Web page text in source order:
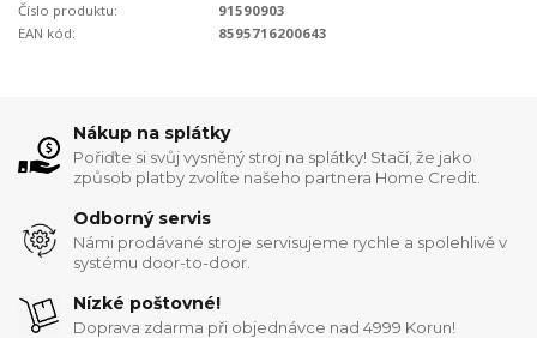
Číslo produktu:
91590903
EAN kód:
8595716200643
Nákup na splátky
Pořiďte si svůj vysněný stroj na splátky! Stačí, že jako
způsob platby zvolíte našeho partnera Home Credit.
Odborný servis
Námi prodávané stroje servisujeme rychle a spolehlivě v
systému door-to-door.
Nízké poštovné!
Doprava zdarma při objednávce nad 4999 Korun!